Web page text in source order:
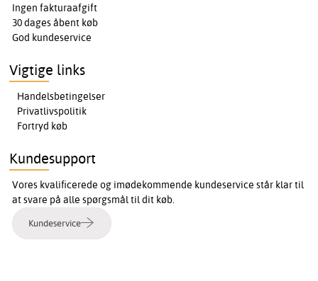
Ingen fakturaafgift
30 dages åbent køb
God kundeservice
Vigtige links
Handelsbetingelser
Privatlivspolitik
Fortryd køb
Kundesupport
Vores kvalificerede og imødekommende kundeservice står klar til
at svare på alle spørgsmål til dit køb.
Kundeservice